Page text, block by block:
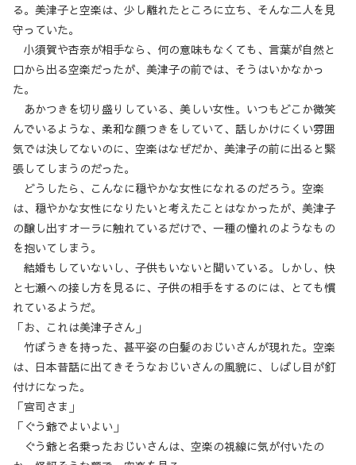
る。美津子と空楽は、少し離れたところに立ち、そんな二人を見
守っていた。
小須賀や杏奈が相手なら、何の意味もなくても、言葉が自然と
口から出る空楽だったが、美津子の前では、そうはいかなかっ
た。
あかつきを切り盛りしている、美しい女性。いつもどこか微笑
んでいるような、柔和な顔つきをしていて、話しかけにくい雰囲
気では決してないのに、空楽はなぜだか、美津子の前に出ると緊
張してしまうのだった。
どうしたら、こんなに穏やかな女性になれるのだろう。空楽
は、穏やかな女性になりたいと考えたことはなかったが、美津子
の醸し出すオーラに触れているだけで、一種の憧れのようなもの
を抱いてしまう。
結婚もしていないし、子供もいないと聞いている。しかし、快
と七瀬への接し方を見るに、子供の相手をするのには、とても慣
れているようだ。
「お、これは美津子さん」
竹ぼうきを持った、甚平姿の白髪のおじいさんが現れた。空楽
は、日本昔話に出てきそうなおじいさんの風貌に、しばし目が釘
付けになった。
「宮司さま」
「ぐう爺でよいよい」
ぐう爺と名乗ったおじいさんは、空楽の視線に気が付いたの